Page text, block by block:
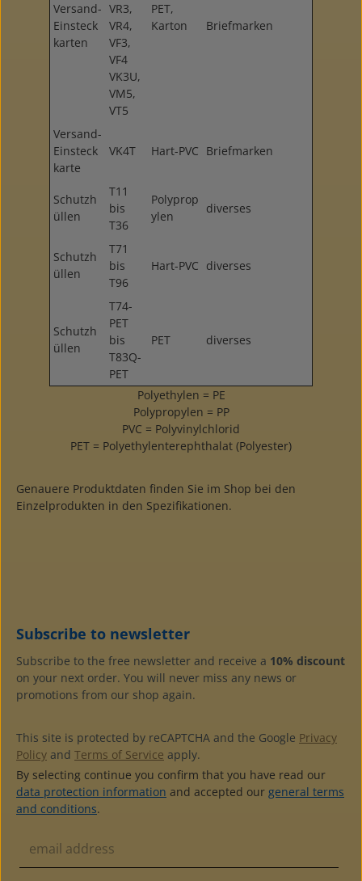
Versand-
Einsteck
karten
VR3,
VR4,
VF3,
VF4
VK3U,
VM5,
VT5
PET,
Karton
Briefmarken
Versand-
Einsteck
karte
VK4T Hart-PVC Briefmarken
Schutzh
üllen
T11
bis
T36
Polyprop
ylen
diverses
Schutzh
üllen
T71
bis
T96
Hart-PVC diverses
Schutzh
üllen
T74-
PET
bis
T83Q-
PET
PET diverses
Polyethylen = PE
Polypropylen = PP
PVC = Polyvinylchlorid
PET = Polyethylenterephthalat (Polyester)
Genauere Produktdaten finden Sie im Shop bei den
Einzelprodukten in den Spezifikationen.
Subscribe to newsletter
Subscribe to the free newsletter and receive a 10% discount
on your next order. You will never miss any news or
promotions from our shop again.
This site is protected by reCAPTCHA and the Google Privacy
Policy and Terms of Service apply.
By selecting continue you confirm that you have read our
data protection information and accepted our general terms
and conditions.